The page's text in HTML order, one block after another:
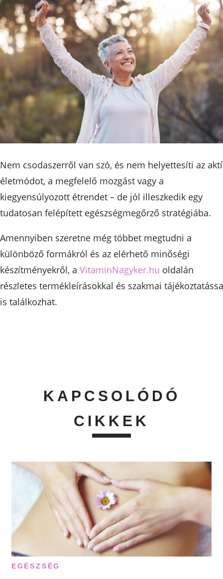
Nem csodaszerről van szó, és nem helyettesíti az
életmódot, a megfelelő mozgást vagy a
kiegyensúlyozott étrendet – de jól illeszkedik egy
tudatosan felépített egészségmegőrző stratégiába.
Amennyiben szeretne még többet megtudni a
különböző formákról és az elérhető minőségi
készítményekről, a VitaminNagyker.hu oldalán
részletes termékleírásokkal és szakmai
is találkozhat.
KAPCSOLÓDÓ
CIKKEK
EGÉSZSÉG